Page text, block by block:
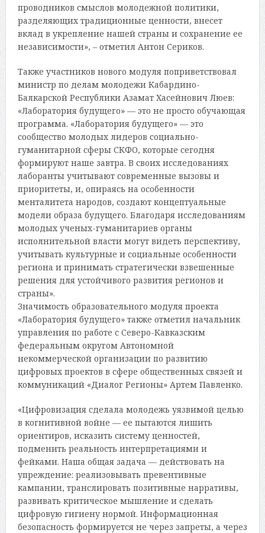
проводников смыслов молодежной политики,
разделяющих традиционные ценности, внесет
вклад в укрепление нашей страны и сохранение ее
независимости», – отметил Антон Сериков.
Также участников нового модуля поприветствовал
министр по делам молодежи Кабардино-
Балкарской Республики Азамат Хасейнович Люев:
«Лаборатория будущего» — это не просто обучающая
программа. «Лаборатория будущего» — это
сообщество молодых лидеров социально-
гуманитарной сферы СКФО, которые сегодня
формируют наше завтра. В своих исследованиях
лаборанты учитывают современные вызовы и
приоритеты, и, опираясь на особенности
менталитета народов, создают концептуальные
модели образа будущего. Благодаря исследованиям
молодых ученых-гуманитариев органы
исполнительной власти могут видеть перспективу,
учитывать культурные и социальные особенности
региона и принимать стратегически взвешенные
решения для устойчивого развития регионов и
страны».
Значимость образовательного модуля проекта
«Лаборатория будущего» также отметил начальник
управления по работе с Северо-Кавказским
федеральным округом Автономной
некоммерческой организации по развитию
цифровых проектов в сфере общественных связей и
коммуникаций «Диалог Регионы» Артем Павленко.
«Цифровизация сделала молодежь уязвимой целью
в когнитивной войне — ее пытаются лишить
ориентиров, исказить систему ценностей,
подменить реальность интерпретациями и
фейками. Наша общая задача — действовать на
упреждение: реализовывать превентивные
кампании, транслировать позитивные нарративы,
развивать критическое мышление и сделать
цифровую гигиену нормой. Информационная
безопасность формируется не через запреты, а через